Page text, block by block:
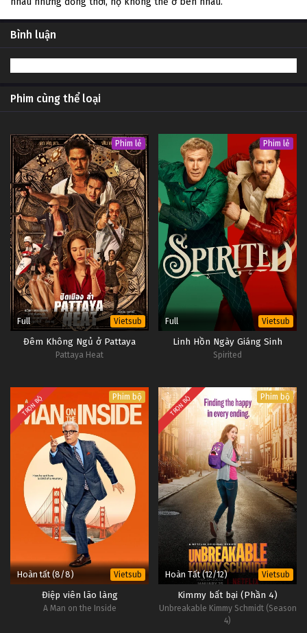
Bình luận
Phim cùng thể loại
Phim lẻ
Full Vietsub
Đêm Không Ngủ ở Pattaya
Pattaya Heat
Phim lẻ
Full Vietsub
Linh Hồn Ngày Giáng Sinh
Spirited
TRỌN BỘ Phim bộ
Hoàn tất (8/8) Vietsub
Điệp viên lão làng
A Man on the Inside
TRỌN BỘ Phim bộ
Hoàn Tất (12/12) Vietsub
Kimmy bất bại (Phần 4)
Unbreakable Kimmy Schmidt (Season
4)